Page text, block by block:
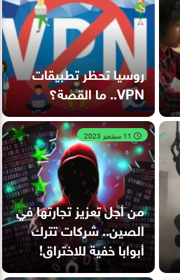
روسيا تحظر تطبيقات
VPN.. ما القصة؟
من أجل تعزيز تجارتها في
الصين.. شركات تترك
أبوابا خفية للاختراق!